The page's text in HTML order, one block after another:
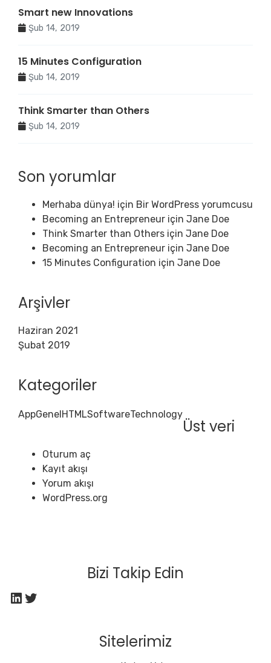
Smart new Innovations
Şub 14, 2019
15 Minutes Configuration
Şub 14, 2019
Think Smarter than Others
Şub 14, 2019
Son yorumlar
Merhaba dünya! için Bir WordPress yorumcusu
Becoming an Entrepreneur için Jane Doe
Think Smarter than Others için Jane Doe
Becoming an Entrepreneur için Jane Doe
15 Minutes Configuration için Jane Doe
Arşivler
Haziran 2021
Şubat 2019
Kategoriler
AppGenelHTMLSoftwareTechnology
Üst veri
Oturum aç
Kayıt akışı
Yorum akışı
WordPress.org
Bizi Takip Edin
LinkedIn
Twitter
Sitelerimiz